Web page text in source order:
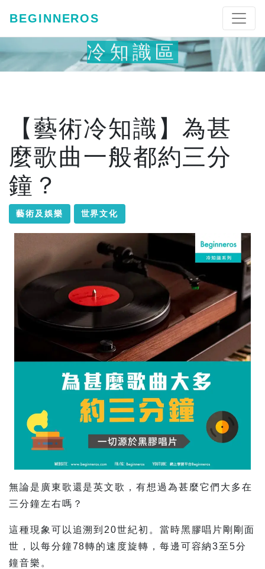
BEGINNEROS
冷知識區
【藝術冷知識】為甚
麼歌曲一般都約三分
鐘？
藝術及娛樂 世界文化
無論是廣東歌還是英文歌，有想過為甚麼它們大多在
三分鐘左右嗎？
這種現象可以追溯到20世紀初。當時黑膠唱片剛剛面
世，以每分鐘78轉的速度旋轉，每邊可容納3至5分
鐘音樂。